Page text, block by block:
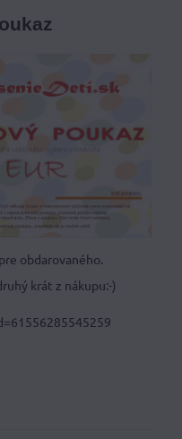
obdarovaného.
krát z nákupu:-)